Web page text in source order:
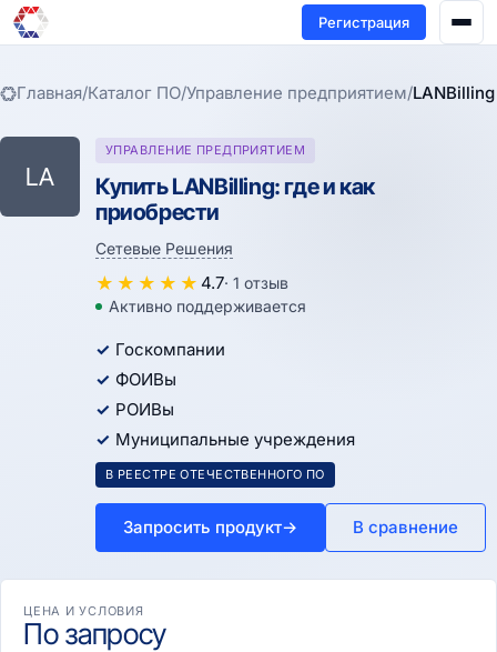
Регистрация
Главная/Каталог ПО/Управление предприятием/LANBilling
LA
УПРАВЛЕНИЕ ПРЕДПРИЯТИЕМ
Купить LANBilling: где и как
приобрести
Сетевые Решения
★ ★ ★ ★ ★ 4.7· 1 отзыв
Активно поддерживается
Госкомпании
ФОИВы
РОИВы
Муниципальные учреждения
В РЕЕСТРЕ ОТЕЧЕСТВЕННОГО ПО
Запросить продукт→ В сравнение
ЦЕНА И УСЛОВИЯ
По запросу